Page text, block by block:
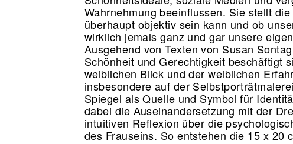
Wahrnehmung beeinflussen. Sie stellt
überhaupt objektiv sein kann und ob
wirklich jemals ganz und gar unsere
Ausgehend von Texten von Susan
Schönheit und Gerechtigkeit beschäftigt
weiblichen Blick und der weiblichen
insbesondere auf der
Spiegel als Quelle und Symbol für
dabei die Auseinandersetzung mit der
intuitiven Reflexion über die
des Frauseins. So entstehen die 15 x 20